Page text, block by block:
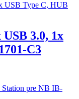
3.0, 1x
C3